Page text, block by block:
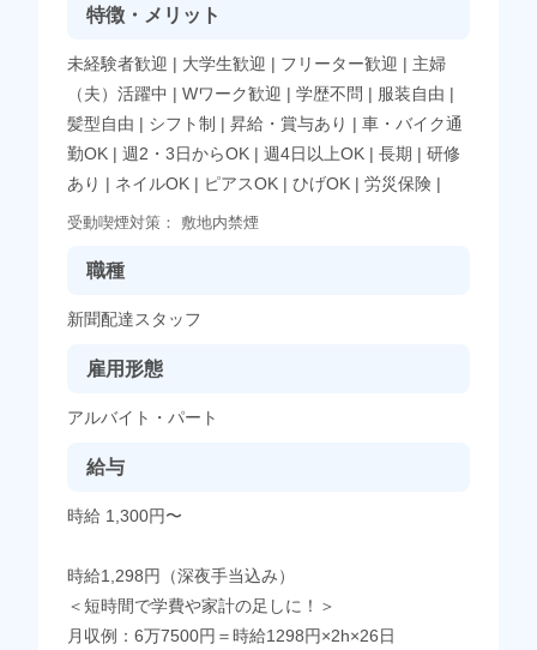
特徴・メリット
未経験者歓迎 | 大学生歓迎 | フリーター歓迎 | 主婦
（夫）活躍中 | Wワーク歓迎 | 学歴不問 | 服装自由 |
髪型自由 | シフト制 | 昇給・賞与あり | 車・バイク通
勤OK | 週2・3日からOK | 週4日以上OK | 長期 | 研修
あり | ネイルOK | ピアスOK | ひげOK | 労災保険 |
受動喫煙対策： 敷地内禁煙
職種
新聞配達スタッフ
雇用形態
アルバイト・パート
給与
時給 1,300円〜
時給1,298円（深夜手当込み）
＜短時間で学費や家計の足しに！＞
月収例：6万7500円＝時給1298円×2h×26日